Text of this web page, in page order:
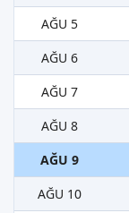
AĞU 5
AĞU 6
AĞU 7
AĞU 8
AĞU 9
AĞU 10